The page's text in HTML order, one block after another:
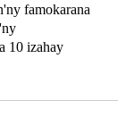
famokarana
10 izahay